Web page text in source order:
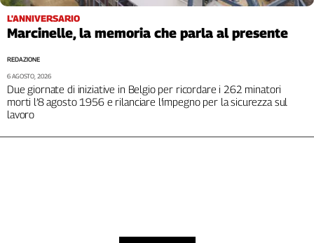
L'ANNIVERSARIO
Marcinelle, la memoria che parla al presente
Due giornate di iniziative in Belgio per ricordare i 262 minatori
morti l’8 agosto 1956 e rilanciare l’impegno per la sicurezza sul
lavoro
REDAZIONE
6 AGOSTO, 2026